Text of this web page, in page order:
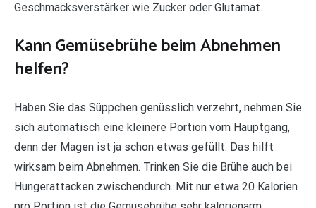
Geschmacksverstärker wie Zucker oder Glutamat.
Kann Gemüsebrühe beim Abnehmen
helfen?
Haben Sie das Süppchen genüsslich verzehrt, nehmen Sie
sich automatisch eine kleinere Portion vom Hauptgang,
denn der Magen ist ja schon etwas gefüllt. Das hilft
wirksam beim Abnehmen. Trinken Sie die Brühe auch bei
Hungerattacken zwischendurch. Mit nur etwa 20 Kalorien